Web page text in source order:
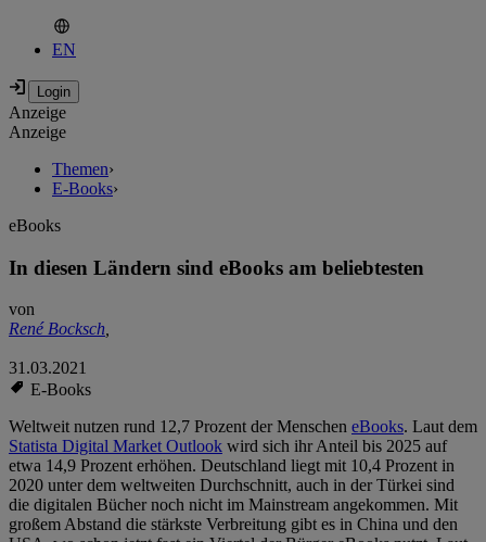
EN
Anzeige
Anzeige
Themen›
E-Books›
eBooks
In diesen Ländern sind eBooks am beliebtesten
von
René Bocksch,
31.03.2021
E-Books
Weltweit nutzen rund 12,7 Prozent der Menschen eBooks. Laut dem
Statista Digital Market Outlook wird sich ihr Anteil bis 2025 auf
etwa 14,9 Prozent erhöhen. Deutschland liegt mit 10,4 Prozent in
2020 unter dem weltweiten Durchschnitt, auch in der Türkei sind
die digitalen Bücher noch nicht im Mainstream angekommen. Mit
großem Abstand die stärkste Verbreitung gibt es in China und den